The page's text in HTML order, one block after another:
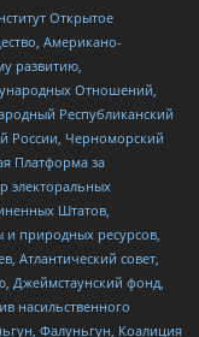
Открытое
Американо-
развитию,
Отношений,
Республиканский
России, Черноморский
Платформа за
электоральных
Штатов,
природных ресурсов,
Атлантический совет,
Джеймстаунский фонд,
насильственного
Фалуньгун, Коалиция